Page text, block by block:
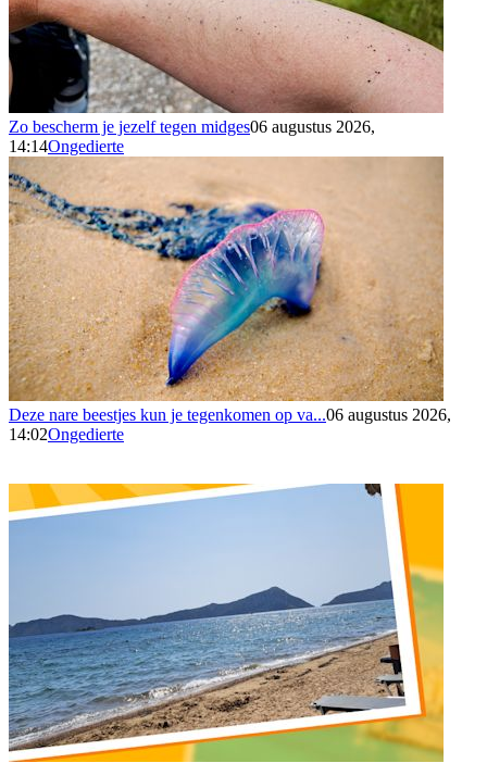
Zo bescherm je jezelf tegen midges06 augustus 2026,
14:14Ongedierte
Deze nare beestjes kun je tegenkomen op va...06 augustus 2026,
14:02Ongedierte